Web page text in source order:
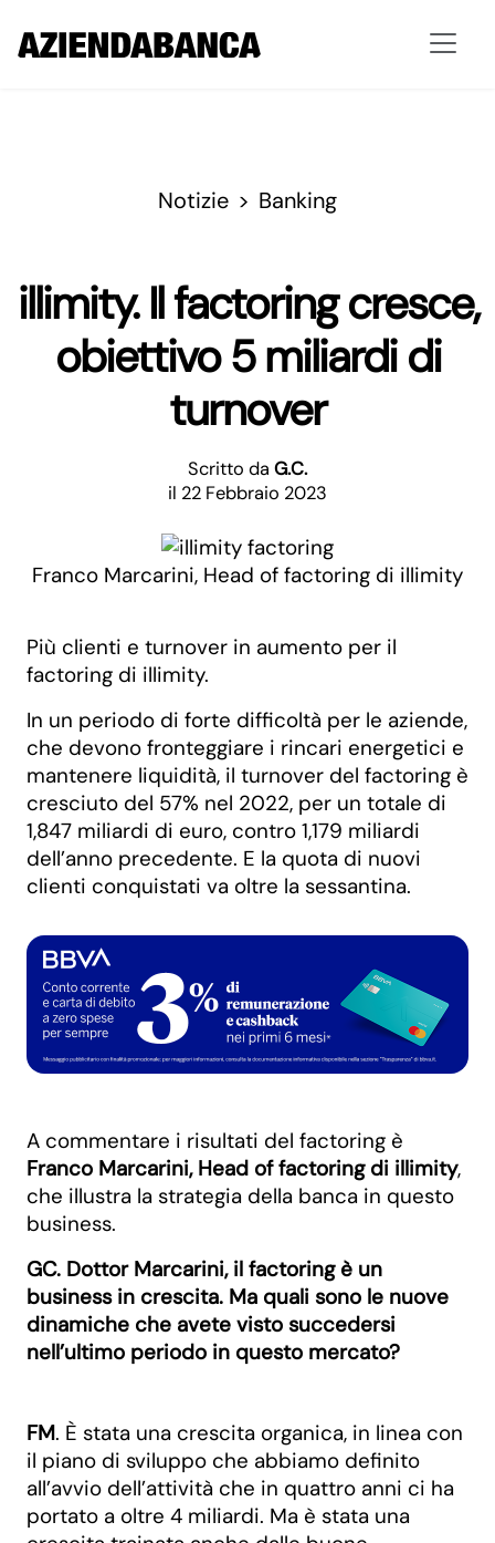
Notizie Banking
illimity. Il factoring cresce,
obiettivo 5 miliardi di
turnover
Scritto da G.C.
il 22 Febbraio 2023
Franco Marcarini, Head of factoring di illimity
Più clienti e turnover in aumento per il
factoring di illimity.
In un periodo di forte difficoltà per le aziende,
che devono fronteggiare i rincari energetici e
mantenere liquidità, il turnover del factoring è
cresciuto del 57% nel 2022, per un totale di
1,847 miliardi di euro, contro 1,179 miliardi
dell’anno precedente. E la quota di nuovi
clienti conquistati va oltre la sessantina.
A commentare i risultati del factoring è
Franco Marcarini, Head of factoring di illimity,
che illustra la strategia della banca in questo
business.
GC. Dottor Marcarini, il factoring è un
business in crescita. Ma quali sono le nuove
dinamiche che avete visto succedersi
nell’ultimo periodo in questo mercato?
FM. È stata una crescita organica, in linea con
il piano di sviluppo che abbiamo definito
all’avvio dell’attività che in quattro anni ci ha
portato a oltre 4 miliardi. Ma è stata una